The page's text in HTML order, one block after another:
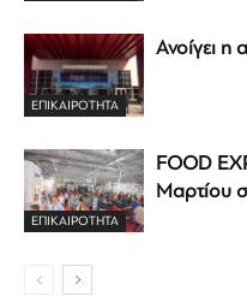
ΕΠΙΚΑΙΡΟΤΗΤΑ
Ανοίγει η
ΕΠΙΚΑΙΡΟΤΗΤΑ
FOOD
Μαρτίου